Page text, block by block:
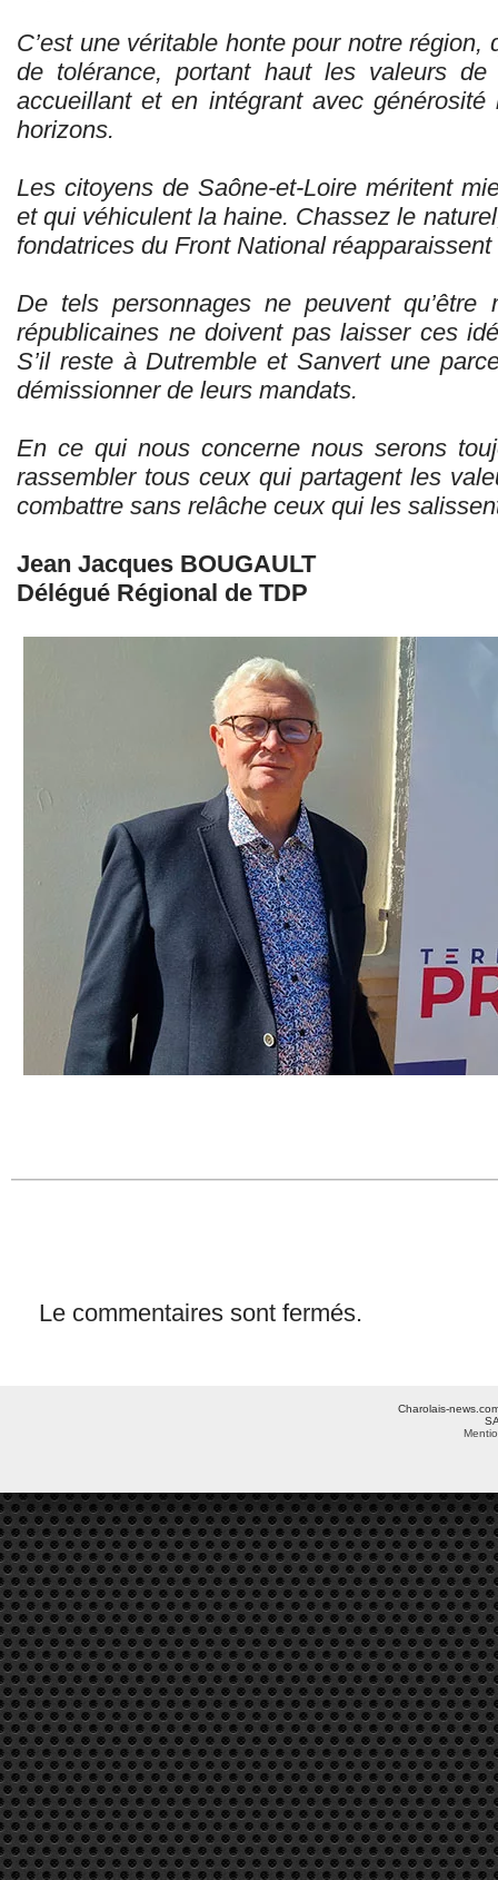
C’est une véritable honte pour notre
de tolérance, portant haut les valeurs
accueillant et en intégrant avec
horizons.
Les citoyens de Saône-et-Loire méritent
et qui véhiculent la haine. Chassez le
fondatrices du Front National
De tels personnages ne peuvent
républicaines ne doivent pas laisser ces
S’il reste à Dutremble et Sanvert une
démissionner de leurs mandats.
En ce qui nous concerne nous serons
rassembler tous ceux qui partagent les
combattre sans relâche ceux qui les
Jean Jacques BOUGAULT
Délégué Régional de TDP
Le commentaires sont fermés.
Charolais-